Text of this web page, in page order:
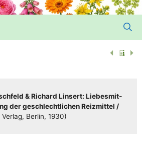
& Richard Lin­sert: Lie­bes­mit­
der geschlecht­li­chen Reiz­mit­tel /​​
Ver­lag, Ber­lin, 1930)